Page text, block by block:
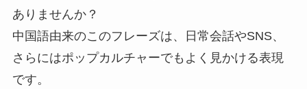
ありませんか？
中国語由来のこのフレーズは、日常会話やSNS、
さらにはポップカルチャーでもよく見かける表現
です。